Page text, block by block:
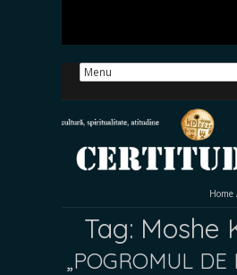
Home
Tag: Moshe
„POGROMUL DE